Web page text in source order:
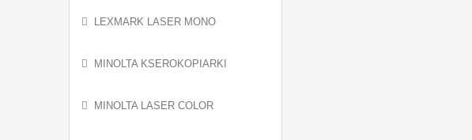
LEXMARK LASER MONO
MINOLTA KSEROKOPIARKI
MINOLTA LASER COLOR